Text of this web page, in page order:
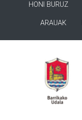
HONI BURUZ
ARAUAK